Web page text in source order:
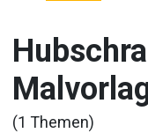
(1 Themen)